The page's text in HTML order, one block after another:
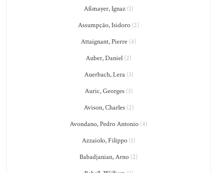
Aßmayer, Ignaz (1)
Assumpção, Isidoro (2)
Attaignant, Pierre (4)
Auber, Daniel (2)
Auerbach, Lera(3)
Auric, Georges(3)
Avison, Charles(2)
Avondano, Pedro Antonio (4)
Azzaiolo, Filippo (1)
Babadjanian, Arno (2)